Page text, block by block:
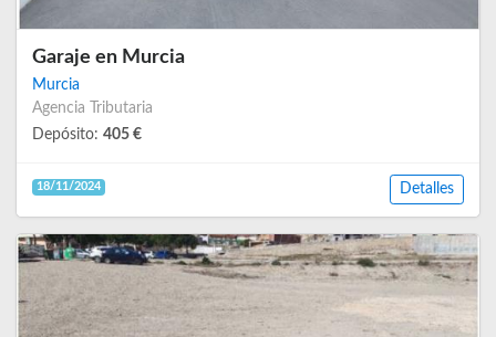
Garaje en Murcia
Murcia
Agencia Tributaria
Depósito: 405 €
18/11/2024 Detalles